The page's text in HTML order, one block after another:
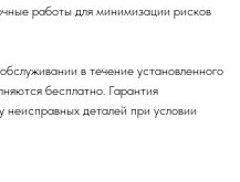
работы для минимизации рисков
в течение установленного
бесплатно. Гарантия
деталей при условии